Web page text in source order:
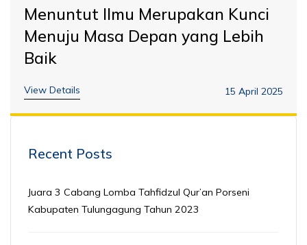
Menuntut Ilmu Merupakan Kunci
Menuju Masa Depan yang Lebih
Baik
View Details 15 April 2025
Recent Posts
Juara 3 Cabang Lomba Tahfidzul Qur’an Porseni
Kabupaten Tulungagung Tahun 2023